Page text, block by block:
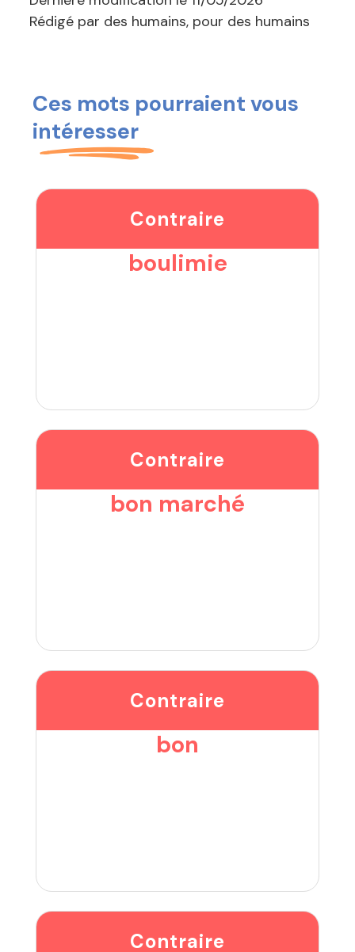
Rédigé par des humains, pour des humains
Ces mots pourraient vous
intéresser
Contraire
boulimie
Contraire
bon marché
Contraire
bon
Contraire